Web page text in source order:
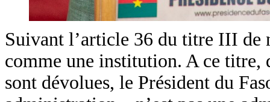
Suivant l’article 36 du titre III de
comme une institution. A ce titre,
sont dévolues, le Président du